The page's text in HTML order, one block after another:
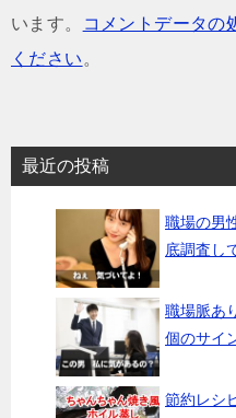
います。
コメントデータの
ください 。
最近の投稿
職場の男
底調査し
職場脈あ
個のサイ
節約レシ